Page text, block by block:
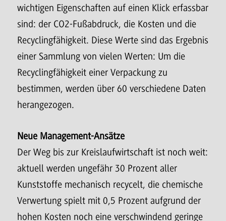
wichtigen Eigenschaften auf einen Klick erfassbar
sind: der CO2-Fußabdruck, die Kosten und die
Recyclingfähigkeit. Diese Werte sind das Ergebnis
einer Sammlung von vielen Werten: Um die
Recyclingfähigkeit einer Verpackung zu
bestimmen, werden über 60 verschiedene Daten
herangezogen.
Neue Management-Ansätze
Der Weg bis zur Kreislaufwirtschaft ist noch weit:
aktuell werden ungefähr 30 Prozent aller
Kunststoffe mechanisch recycelt, die chemische
Verwertung spielt mit 0,5 Prozent aufgrund der
hohen Kosten noch eine verschwindend geringe